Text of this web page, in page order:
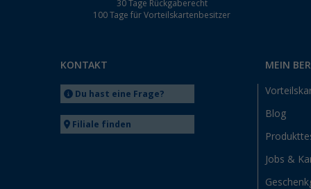
30 Tage Rückgaberecht
100 Tage für Vorteilskartenbesitzer
KONTAKT
Du hast eine Frage?
Filiale finden
MEIN
Blog
Jobs &